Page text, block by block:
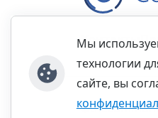
Контакты
Мы
технологии
сайте, вы